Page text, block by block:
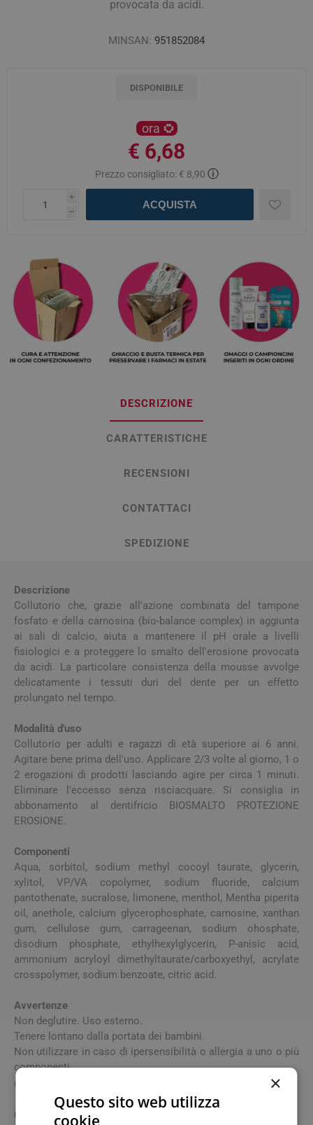
provocata da acidi.
MINSAN: 951852084
DISPONIBILE
ora
€ 6,68
Prezzo consigliato: € 8,90 ⓘ
i
h
ACQUISTA
DESCRIZIONE
CARATTERISTICHE
RECENSIONI
CONTATTACI
SPEDIZIONE
Descrizione
Collutorio che, grazie all'azione combinata del tampone
fosfato e della carnosina (bio-balance complex) in aggiunta
ai sali di calcio, aiuta a mantenere il pH orale a livelli
fisiologici e a proteggere lo smalto dell'erosione provocata
da acidi. La particolare consistenza della mousse avvolge
delicatamente i tessuti duri del dente per un effetto
prolungato nel tempo.
Modalità d'uso
Collutorio per adulti e ragazzi di età superiore ai 6 anni.
Agitare bene prima dell'uso. Applicare 2/3 volte al giorno, 1 o
2 erogazioni di prodotti lasciando agire per circa 1 minuti.
Eliminare l'eccesso senza risciacquare. Si consiglia in
abbonamento al dentifricio BIOSMALTO PROTEZIONE
EROSIONE.
Componenti
Aqua, sorbitol, sodium methyl cocoyl taurate, glycerin,
xylitol, VP/VA copolymer, sodium fluoride, calcium
pantothenate, sucralose, limonene, menthol, Mentha piperita
oil, anethole, calcium glycerophosphate, carnosine, xanthan
gum, cellulose gum, carrageenan, sodium ohosphate,
disodium phosphate, ethylhexylglycerin, P-anisic acid,
ammonium acryloyl dimethyltaurate/carboxyethyl, acrylate
crosspolymer, sodium benzoate, citric acid.
Avvertenze
Non deglutire. Uso esterno.
Tenere lontano dalla portata dei bambini.
Non utilizzare in caso di ipersensibilità o allergia a uno o più
componenti.
Contiene 250 ppm di F
Conservazione
×
Questo sito web utilizza
cookie